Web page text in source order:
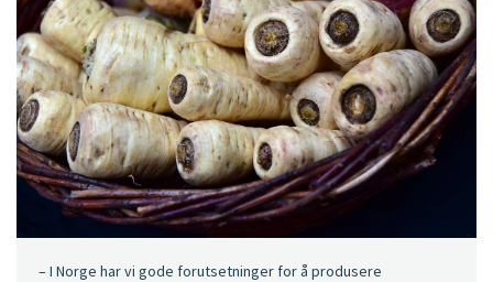
– I Norge har vi gode forutsetninger for å produsere